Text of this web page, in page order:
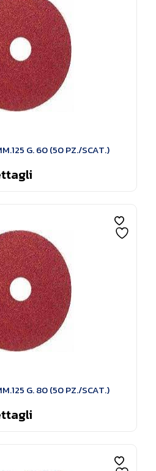
G. 60 (50 PZ./SCAT.)
G. 80 (50 PZ./SCAT.)